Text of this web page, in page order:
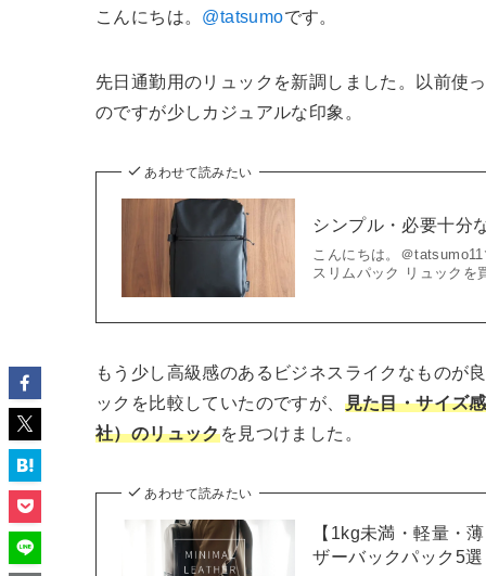
こんにちは。 @tatsumoです。
先日通勤用のリュックを新調しました。以前使
のですが少しカジュアルな印象。
あわせて読みたい
シンプル・必要十分
こんにちは。＠
スリムパック リュックを
もう少し高級感のあるビジネスライクなものが
ックを比較していたのですが、 見た目・サイズ
社）のリュックを見つけました。
あわせて読みたい
【1kg未満・軽量・
ザーバックパック5選